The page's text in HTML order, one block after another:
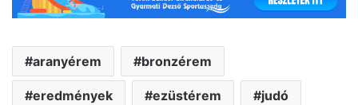
aranyérem bronzérem
eredmények ezüstérem judó